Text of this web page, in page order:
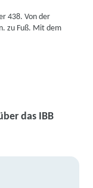
438. Von der
zu Fuß. Mit dem
das IBB